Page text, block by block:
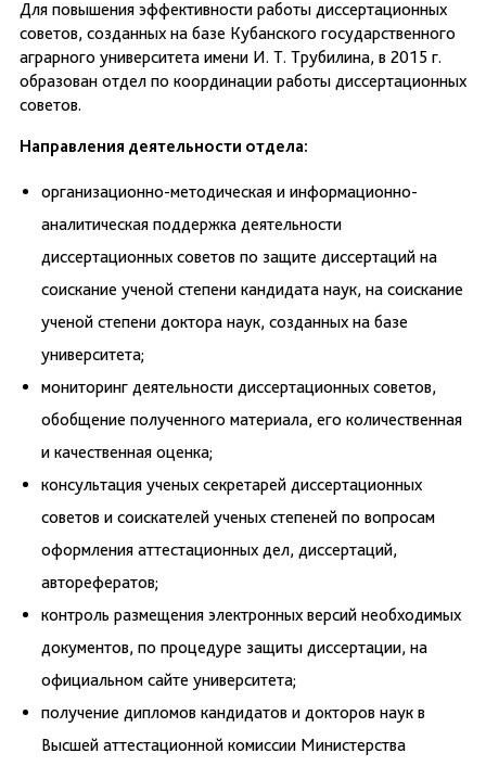
Для повышения эффективности работы диссертационных
советов, созданных на базе Кубанского государственного
аграрного университета имени И. Т. Трубилина, в 2015 г.
образован отдел по координации работы диссертационных
советов.
Направления деятельности отдела:
организационно-методическая и информационно-
аналитическая поддержка деятельности
диссертационных советов по защите диссертаций на
соискание ученой степени кандидата наук, на соискание
ученой степени доктора наук, созданных на базе
университета;
мониторинг деятельности диссертационных советов,
обобщение полученного материала, его количественная
и качественная оценка;
консультация ученых секретарей диссертационных
советов и соискателей ученых степеней по вопросам
оформления аттестационных дел, диссертаций,
авторефератов;
контроль размещения электронных версий необходимых
документов, по процедуре защиты диссертации, на
официальном сайте университета;
получение дипломов кандидатов и докторов наук в
Высшей аттестационной комиссии Министерства